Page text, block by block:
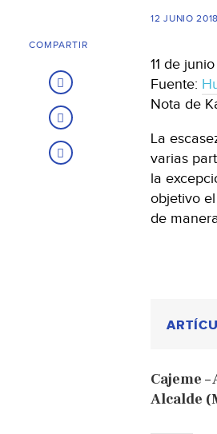
12 JUNIO 2018
11 de
Fuente:
Nota de
La
varias
la
objetivo
de
Cajeme
Alcalde
COMPARTIR